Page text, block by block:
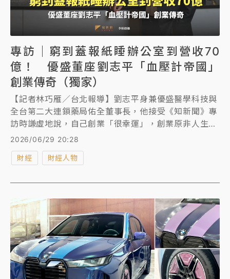
專訪｜窮到蓋報紙睡辦公室到營收70
億！ 優盛董座劉志平「血壓計帝國」
創業傳奇（獨家）
【記者林巧雁／台北報導】劉志平身兼優盛醫學科技與
全台第二大連鎖藥局佑全董事長，他接受《知新聞》專
訪時謙虛地說，自己創業「很幸運」，創業原非人生計
劃，一開始因緣際會與朋友投資賣電子文具，曾窮到跟
電子血壓計，出口外銷一砲而紅，甚至在東南亞比日本
全藥局1年營收合計約達70億元。
2026/06/29 20:28
財經 財經人物